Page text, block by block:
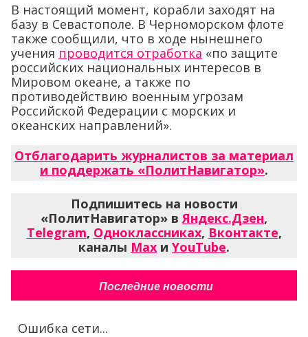
В настоящий момент, корабли заходят на
базу в Севастополе. В Черноморском флоте
также сообщили, что в ходе нынешнего
учения проводится отработка «по защите
российских национальных интересов в
Мировом океане, а также по
противодействию военным угрозам
Российской Федерации с морских и
океанских направлений».
Отблагодарить журналистов за материал
и поддержать «ПолитНавигатор».
Подпишитесь на новости
«ПолитНавигатор» в Яндекс.Дзен,
Telegram, Одноклассниках, Вконтакте,
каналы Max и YouTube.
Последние новости
Ошибка сети...